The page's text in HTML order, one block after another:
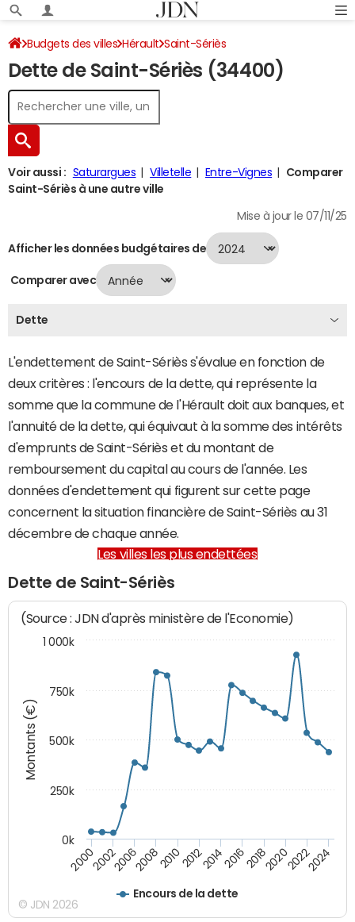
Budgets des villes Hérault Saint-Sériès
Dette au 31/12/2024
Dette de Saint-Sériès (34400)
Voir aussi : Saturargues Villetelle Entre-Vignes
Comparer
Saint-Sériès à une autre ville
Mise à jour le 07/11/25
Afficher les données budgétaires de
Comparer avec
Dette
L'endettement de Saint-Sériès s'évalue en fonction de
deux critères : l'encours de la dette, qui représente la
somme que la commune de l'Hérault doit aux banques, et
l'annuité de la dette, qui équivaut à la somme des intérêts
d'emprunts de Saint-Sériès et du montant de
remboursement du capital au cours de l'année. Les
données d'endettement qui figurent sur cette page
concernent la situation financière de Saint-Sériès au 31
décembre de chaque année.
Les villes les plus endettées
Dette de Saint-Sériès
Montants (€)
(Source : JDN d'après ministère de l'Economie)
Encours de la dette
200020022006200820102012201420162018202020222024
0k
250k
500k
750k
1 000k
© JDN 2026